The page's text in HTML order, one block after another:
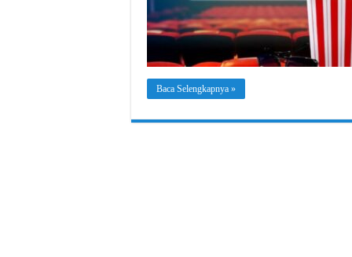
Baca Selengkapnya »